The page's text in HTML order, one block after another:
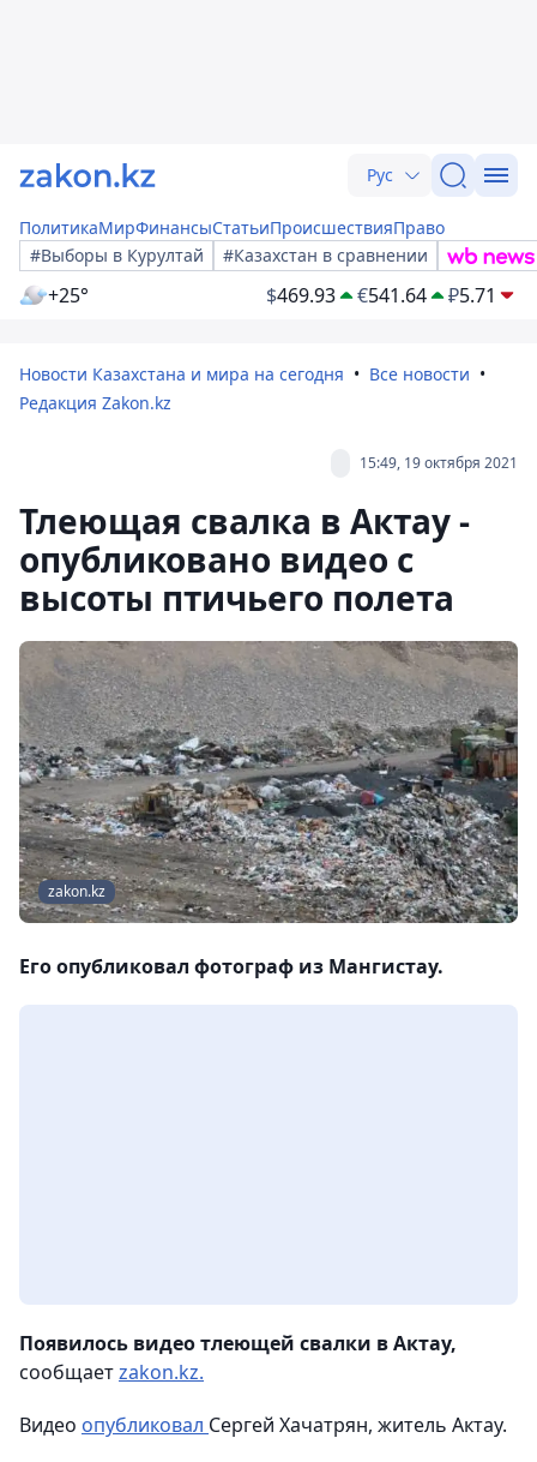
Рус
ПолитикаМирФинансыСтатьиПроисшествияПраво
#Выборы в Курултай
#Казахстан в сравнении
+25° $469.93 €541.64 ₽5.71
Новости Казахстана и мира на сегодня
Все новости
Редакция Zakon.kz
15:49, 19 октября 2021
Тлеющая свалка в Актау -
опубликовано видео с
высоты птичьего полета
zakon.kz
Его опубликовал фотограф из Мангистау.
Появилось видео тлеющей свалки в Актау,
сообщаетzakon.kz.
Видео опубликовал Сергей Хачатрян, житель Актау.